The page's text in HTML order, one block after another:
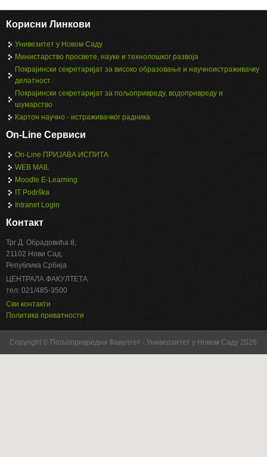
Корисни Линкови
Унивезитет у Новом Саду
Министарство просвете, науке и технолошког развоја
Покрајински секретаријат за високо образовање и научноистраживачку
делатност
Покрајински секретаријат за пољопривреду, водопривреду и
шумарство
Картон научно - истраживачког радника
On-Line Сервиси
On-Line ПРИЈАВА ИСПИТА
WEB MAIL
Moodle E-Learning
IT Podrška
Intranet Login
Контакт
Трг Д. Обрадовића 8,
21102 Нови Сад,
Република Србија
ЦЕНТРАЛА ФАКУЛТЕТА
тел: 021/485-3500
Сви контакти
Политика приватности
Copyright © Пољопривредни Факултет - Универзитет у Новом Саду 2026